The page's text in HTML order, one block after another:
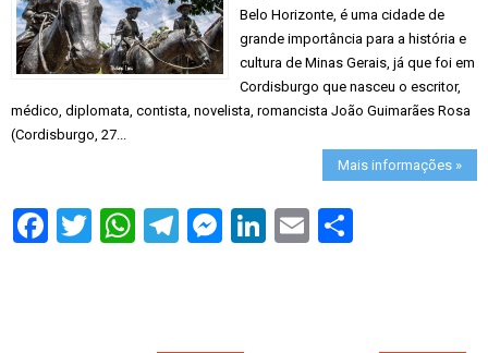
Belo Horizonte, é uma cidade de
grande importância para a história e
cultura de Minas Gerais, já que foi em
Cordisburgo que nasceu o escritor,
médico, diplomata, contista, novelista, romancista João Guimarães Rosa
(Cordisburgo, 27...
Mais informações »